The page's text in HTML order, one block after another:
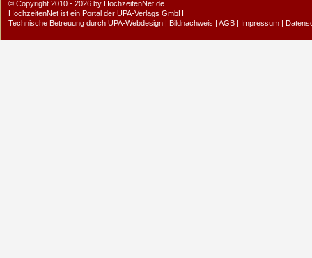
© Copyright 2010 - 2026 by HochzeitenNet.de
HochzeitenNet ist ein Portal der UPA-Verlags GmbH
Technische Betreuung durch UPA-Webdesign | Bildnachweis | AGB | Impressum |